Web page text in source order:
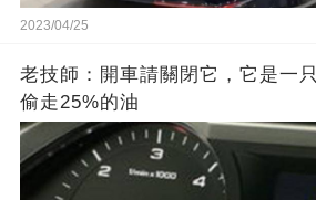
2023/04/25
老技師：開車請關閉它，它是一
偷走25%的油